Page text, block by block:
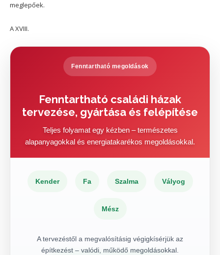
meglepőek.
A XVIII.
Fenntartható megoldások
Fenntartható családi házak
tervezése, gyártása és felépítése
Teljes folyamat egy kézben – természetes
alapanyagokkal és energiatakarékos megoldásokkal.
Kender Fa Szalma Vályog
Mész
A tervezéstől a megvalósításig végigkísérjük az
építkezést – valódi, működő megoldásokkal.